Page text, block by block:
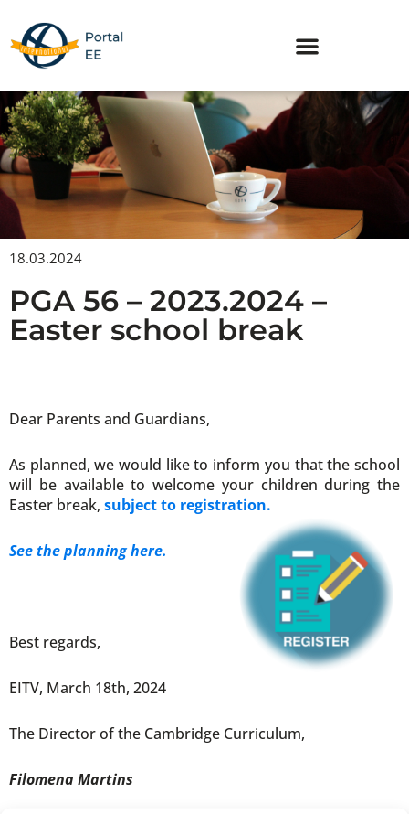
content
18.03.2024
PGA 56 – 2023.2024 –
Easter school break
Dear Parents and Guardians,
As planned, we would like to inform you that the school
will be available to welcome your children during the
Easter break, subject to registration.
See the planning here.
Best regards,
EITV, March 18th, 2024
The Director of the Cambridge Curriculum,
Filomena Martins